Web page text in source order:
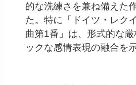
的な洗練さを兼ね備えた
た。特に「ドイツ・レク
曲第1番」は、形式的な
ックな感情表現の融合を